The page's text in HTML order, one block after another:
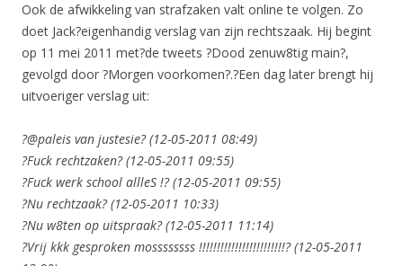
Ook de afwikkeling van strafzaken valt online te volgen. Zo
doet Jack?eigenhandig verslag van zijn rechtszaak. Hij begint
op 11 mei 2011 met?de tweets ?Dood zenuw8tig main?,
gevolgd door ?Morgen voorkomen?.?Een dag later brengt hij
uitvoeriger verslag uit:
?@paleis van justesie? (12-05-2011 08:49)
?Fuck rechtzaken? (12-05-2011 09:55)
?Fuck werk school allleS !? (12-05-2011 09:55)
?Nu rechtzaak? (12-05-2011 10:33)
?Nu w8ten op uitspraak? (12-05-2011 11:14)
?Vrij kkk gesproken mossssssss !!!!!!!!!!!!!!!!!!!!!!!!? (12-05-2011